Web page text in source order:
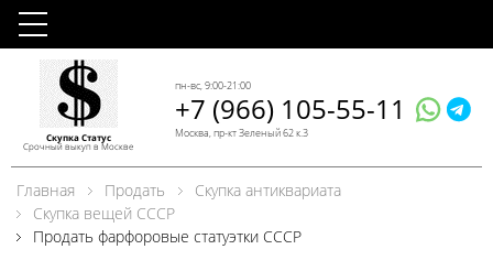
Скупка Статус
Срочный выкуп в Москве
пн-вс, 9:00-21:00
+7 (966) 105-55-11
Москва, пр-кт Зеленый 62 к.3
Главная Продать
Скупка антиквариата
Скупка вещей СССР
Продать фарфоровые статуэтки СССР